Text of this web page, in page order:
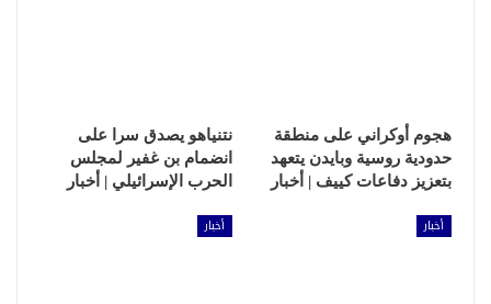
هجوم أوكراني على منطقة
حدودية روسية وبايدن يتعهد
بتعزيز دفاعات كييف | أخبار
نتنياهو يصدق سرا على
انضمام بن غفير لمجلس
الحرب الإسرائيلي | أخبار
أخبار أخبار